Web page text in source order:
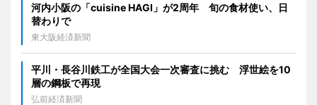
河内小阪の「cuisine HAGI」が2周年 旬の食材使い、日
替わりで
東大阪経済新聞
平川・長谷川鉄工が全国大会一次審査に挑む 浮世絵を10
層の鋼板で再現
弘前経済新聞